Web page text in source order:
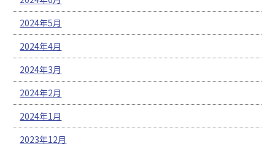
2024年5月
2024年4月
2024年3月
2024年2月
2024年1月
2023年12月